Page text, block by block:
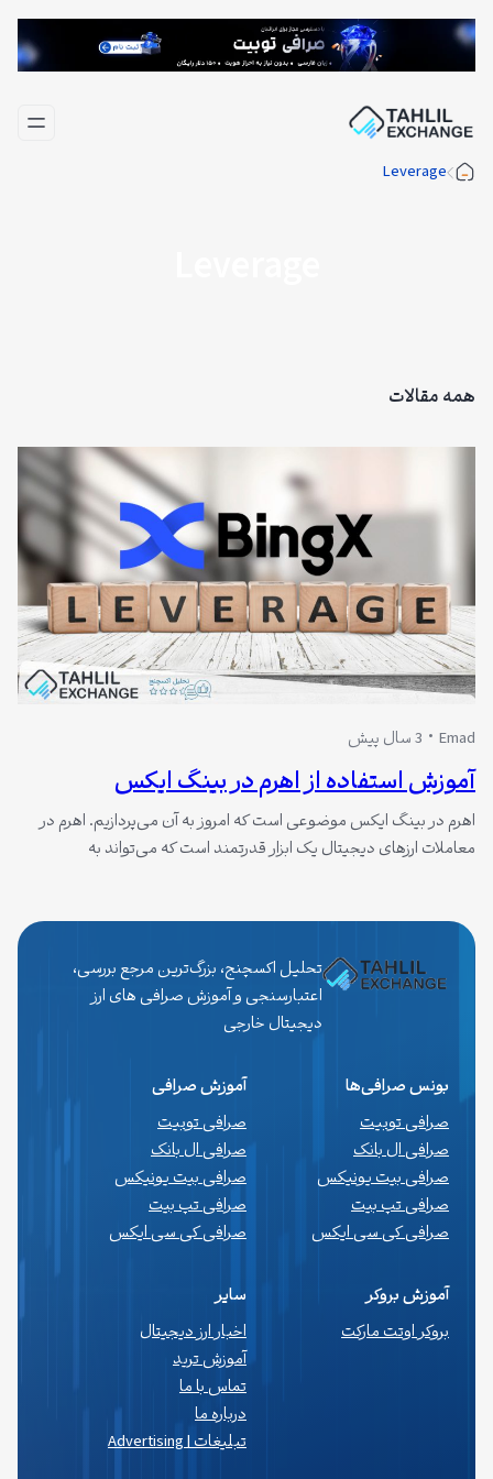
رفتن
Leverage
همه مقالات
Emad 3 سال پیش
آموزش استفاده از اهرم در بینگ ایکس
اهرم در بینگ ایکس موضوعی است که امروز به آن می‌پردازیم. اهرم در
معاملات ارزهای دیجیتال یک ابزار قدرتمند است که می‌تواند به
کنند.
تحلیل اکسچنج، بزرگ‌ترین مرجع بررسی،
اعتبارسنجی و آموزش صرافی های ارز
دیجیتال خارجی
بونس صرافی‌ها
صرافی توبیت
صرافی ال بانک
صرافی بیت یونیکس
صرافی تپ بیت
صرافی کی سی ایکس
آموزش صرافی
صرافی توبیت
صرافی ال بانک
صرافی بیت یونیکس
صرافی تپ بیت
صرافی کی سی ایکس
آموزش بروکر
بروکر اوتت مارکت
سایر
اخبار ارز دیجیتال
آموزش ترید
تماس با ما
درباره ما
تبلیغات | Advertising